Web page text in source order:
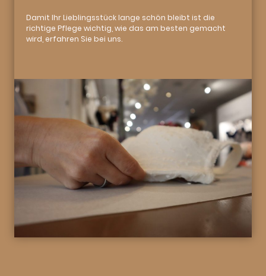
Damit Ihr Lieblingsstück lange schön bleibt ist die
richtige Pflege wichtig, wie das am besten gemacht
wird, erfahren Sie bei uns.